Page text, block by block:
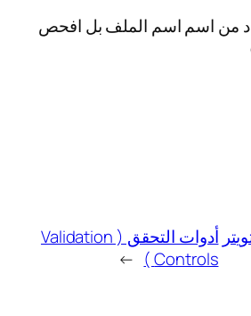
من اسم اسم الملف بل افحص
أدوات التحقق ( Validation
Controls )
→